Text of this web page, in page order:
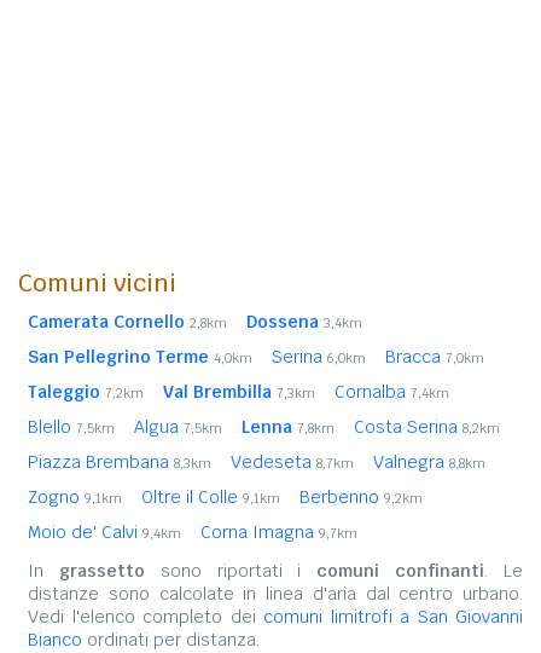
Comuni vicini
Camerata Cornello 2,8km Dossena 3,4km
San Pellegrino Terme 4,0km Serina 6,0km Bracca 7,0km
Taleggio 7,2km Val Brembilla 7,3km Cornalba 7,4km
Blello 7,5km Algua 7,5km Lenna 7,8km Costa Serina 8,2km
Piazza Brembana 8,3km Vedeseta 8,7km Valnegra 8,8km
Zogno 9,1km Oltre il Colle 9,1km Berbenno 9,2km
Moio de' Calvi 9,4km Corna Imagna 9,7km
In grassetto sono riportati i comuni confinanti. Le
distanze sono calcolate in linea d'aria dal centro urbano.
Vedi l'elenco completo dei comuni limitrofi a San Giovanni
Bianco ordinati per distanza.